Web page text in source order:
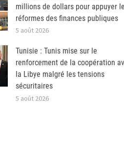
millions de dollars pour appuyer
réformes des finances publiques
5 août 2026
Tunisie : Tunis mise sur le
renforcement de la coopération
la Libye malgré les tensions
sécuritaires
5 août 2026